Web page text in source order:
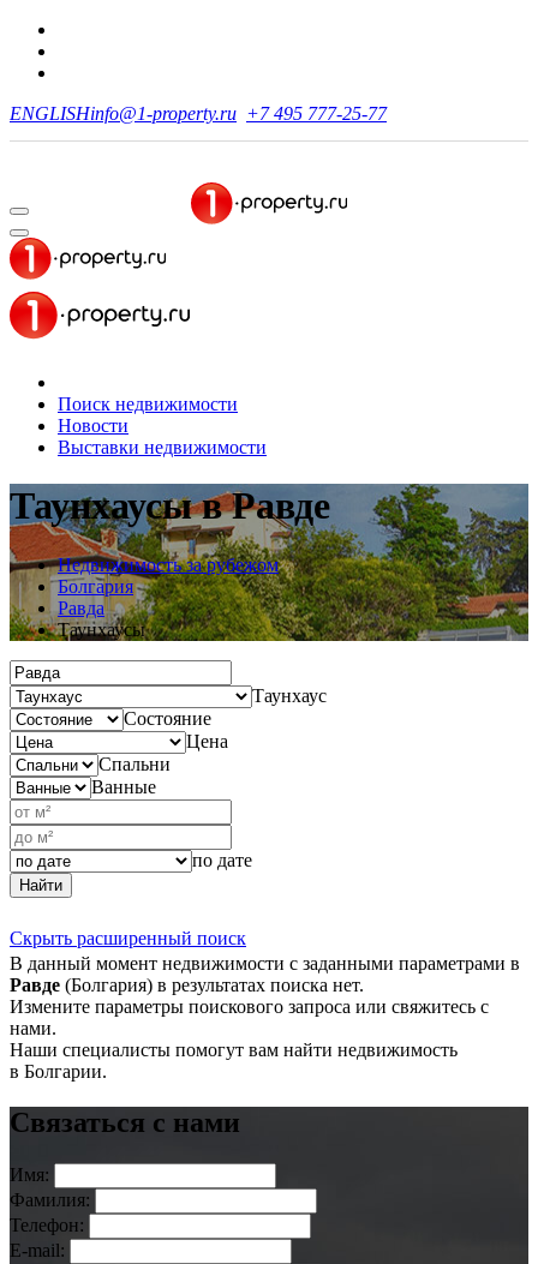
ENGLISHinfo@1-property.ru +7 495 777-25-77
Поиск недвижимости
Новости
Выставки недвижимости
Таунхаусыв Равде
Недвижимость за рубежом
Болгария
Равда
Таунхаусы
Таунхаус
Состояние
Цена
Спальни
Ванные
по дате
Найти
Скрыть расширенный поиск
В данный момент недвижимости с заданными параметрами в
Равде (Болгария) в результатах поиска нет.
Измените параметры поискового запроса или свяжитесь с
нами.
Наши специалисты помогут вам найти недвижимость
в Болгарии.
Связаться с нами
Имя:
Фамилия:
Телефон:
E-mail: